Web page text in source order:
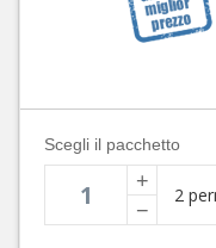
Scegli il pacchetto
+
−